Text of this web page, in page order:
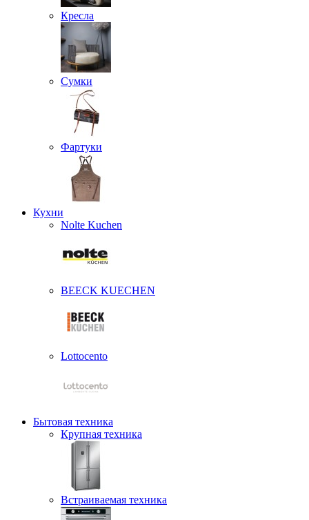
Кресла
Сумки
Фартуки
Кухни
Nolte Kuchen
BEECK KUECHEN
Lottocento
Бытовая техника
Крупная техника
Встраиваемая техника